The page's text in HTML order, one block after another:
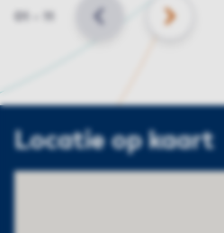
Slide
VORIGE VOLGENDE
Locatie op kaart